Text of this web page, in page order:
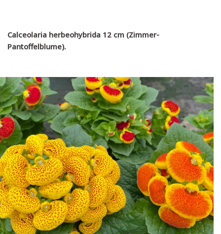
Calceolaria herbeohybrida 12 cm (Zimmer-
Pantoffelblume).